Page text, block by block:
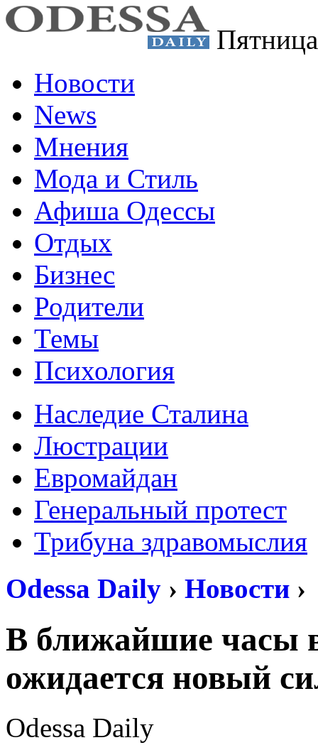
Новости
News
Мнения
Мода и Стиль
Афиша Одессы
Отдых
Бизнес
Родители
Темы
Психология
Наследие Сталина
Люстрации
Евромайдан
Генеральный протест
Трибуна здравомыслия
Odessa Daily › Новости ›
В ближайшие часы
ожидается новый
Odessa Daily